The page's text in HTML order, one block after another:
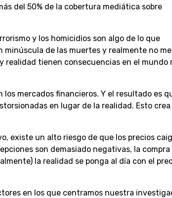
del 50% de la cobertura mediática sobre
y los homicidios son algo de lo que
minúscula de las muertes y realmente no
realidad tienen consecuencias en el mundo
mercados financieros. Y el resultado es
en lugar de la realidad. Esto crea
existe un alto riesgo de que los precios
son demasiado negativas, la compra
la realidad se ponga al día con el
en los que centramos nuestra